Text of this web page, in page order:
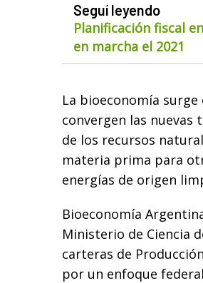
Seguí leyendo
Planificación fiscal
en marcha el 2021
La bioeconomía
convergen las nuevas
de los recursos
materia prima para
energías de origen
Bioeconomía
Ministerio de Ciencia
carteras de
por un enfoque